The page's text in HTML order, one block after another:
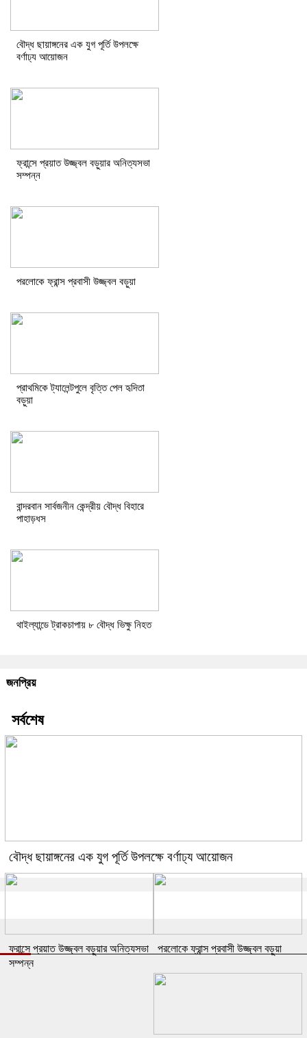
বৌদ্ধ ছায়াঙ্গনের এক যুগ পূর্তি উপলক্ষে
বর্ণাঢ্য আয়োজন
ফ্রান্সে প্রয়াত উজ্জ্বল বড়ুয়ার অনিত্যসভা
সম্পন্ন
পরলোকে ফ্রান্স প্রবাসী উজ্জ্বল বড়ুয়া
প্রাথমিকে ট্যালেন্টপুলে বৃত্তি পেল হৃদিতা
বড়ুয়া
বান্দরবান সার্বজনীন কেন্দ্রীয় বৌদ্ধ বিহারে
পাহাড়ধস
থাইল্যান্ডে ট্রাকচাপায় ৮ বৌদ্ধ ভিক্ষু নিহত
জনপ্রিয়
সর্বশেষ
বৌদ্ধ ছায়াঙ্গনের এক যুগ পূর্তি উপলক্ষে বর্ণাঢ্য আয়োজন
ফ্রান্সে প্রয়াত উজ্জ্বল বড়ুয়ার অনিত্যসভা
সম্পন্ন
পরলোকে ফ্রান্স প্রবাসী উজ্জ্বল বড়ুয়া